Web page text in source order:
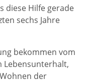
diese Hilfe gerade
sechs Jahre
bekommen vom
Lebensunterhalt,
der